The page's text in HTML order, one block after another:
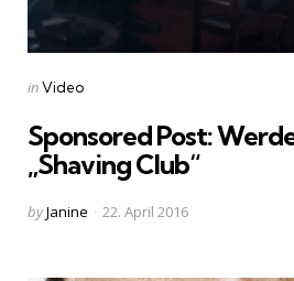
Categories
Posted
inVideo
Sponsored Post:
„Shaving Club“
Posted
byJanine 22. April 2016